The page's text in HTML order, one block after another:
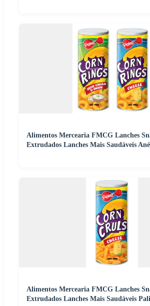
Alimentos Mercearia FMCG Lanches
Extrudados Lanches Mais Saudáveis
Alimentos Mercearia FMCG Lanches
Extrudados Lanches Mais Saudáveis